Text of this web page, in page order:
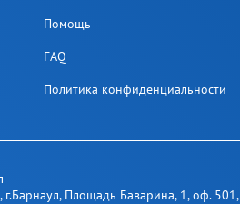
Помощь
FAQ
Политика конфиденциальности
, г.Барнаул,​ Площадь Баварина, 1​, оф. 501,